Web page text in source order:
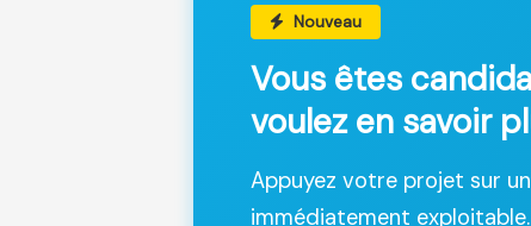
Nouveau
Vous êtes
voulez en savoir
Appuyez votre projet sur
immédiatement exploitable.